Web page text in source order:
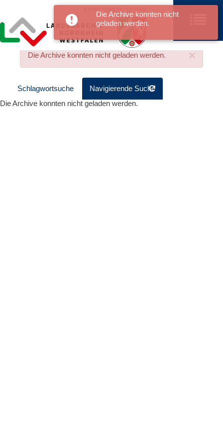
Die Archive konnten nicht
geladen werden.
Die Archive konnten nicht geladen werden. ×
Schlagwortsuche
Navigierende Suche
Die Archive konnten nicht geladen werden.